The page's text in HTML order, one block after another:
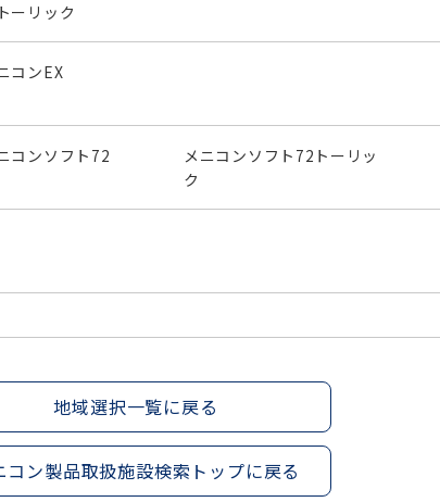
ーリック
コンEX
コンソフト72
メニコンソフト72トーリッ
ク
地域選択一覧に戻る
コン製品取扱施設検索トップに戻る